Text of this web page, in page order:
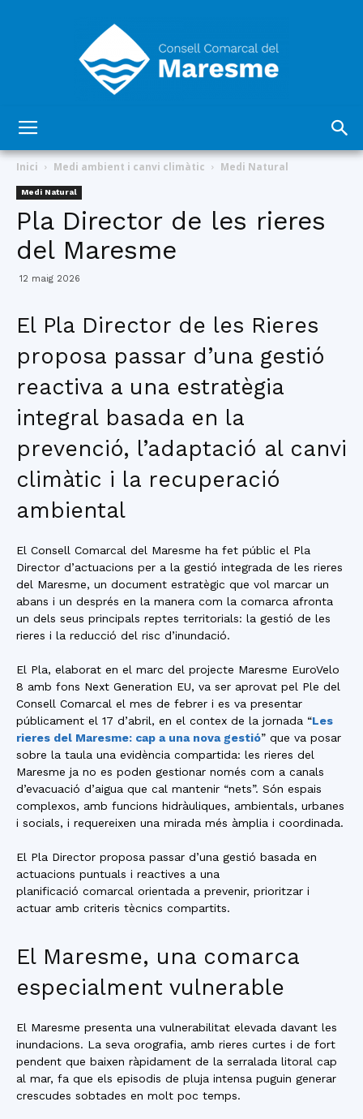
Comarcal
Maresme
Inici Medi ambient i canvi climàtic Medi Natural
Medi Natural
Pla Director de les rieres
del Maresme
12 maig 2026
El Pla Director de les Rieres
proposa passar d’una gestió
reactiva a una estratègia
integral basada en la
prevenció, l’adaptació al canvi
climàtic i la recuperació
ambiental
El Consell Comarcal del Maresme ha fet públic el Pla
Director d’actuacions per a la gestió integrada de les rieres
del Maresme, un document estratègic que vol marcar un
abans i un després en la manera com la comarca afronta
un dels seus principals reptes territorials: la gestió de les
rieres i la reducció del risc d’inundació.
El Pla, elaborat en el marc del projecte Maresme EuroVelo
8 amb fons Next Generation EU, va ser aprovat pel Ple del
Consell Comarcal el mes de febrer i es va presentar
públicament el 17 d’abril, en el contex de la jornada “Les
rieres del Maresme: cap a una nova gestió” que va posar
sobre la taula una evidència compartida: les rieres del
Maresme ja no es poden gestionar només com a canals
d’evacuació d’aigua que cal mantenir “nets”. Són espais
complexos, amb funcions hidràuliques, ambientals, urbanes
i socials, i requereixen una mirada més àmplia i coordinada.
El Pla Director proposa passar d’una gestió basada en
actuacions puntuals i reactives a una
planificació comarcal orientada a prevenir, prioritzar i
actuar amb criteris tècnics compartits.
El Maresme, una comarca
especialment vulnerable
El Maresme presenta una vulnerabilitat elevada davant les
inundacions. La seva orografia, amb rieres curtes i de fort
pendent que baixen ràpidament de la serralada litoral cap
al mar, fa que els episodis de pluja intensa puguin generar
crescudes sobtades en molt poc temps.